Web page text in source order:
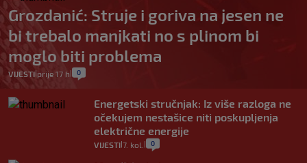
Grozdanić: Struje i goriva na jesen ne
bi trebalo manjkati no s plinom bi
moglo biti problema
VIJESTI| prije 17 h 0
Energetski stručnjak: Iz više razloga ne
očekujem nestašice niti poskupljenja
električne energije
VIJESTI 7. kol. 0